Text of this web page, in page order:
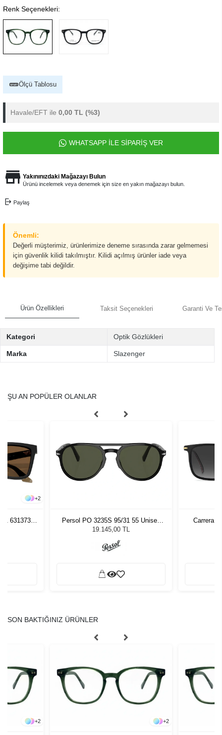
Renk Seçenekleri:
Ölçü Tablosu
Havale/EFT ile 0,00 TL (%3)
WHATSAPP İLE SİPARİŞ VER
Yakınınızdaki Mağazayı Bulun
Ürünü incelemek veya denemek için size en yakın mağazayı bulun.
Paylaş
Önemli:
Değerli müşterimiz, ürünlerimize deneme sırasında zarar gelmemesi
için güvenlik kilidi takılmıştır. Kilidi açılmış ürünler iade veya
değişime tabi değildir.
Ürün Özellikleri Taksit Seçenekleri Garanti Ve
Kategori Optik Gözlükleri
Marka Slazenger
ŞU AN POPÜLER OLANLAR
+2
631373
Persol PO 3235S 95/31 55 Unisex
Güneş Gözlüğü
19.145,00 TL
Carrera
SON BAKTIĞINIZ ÜRÜNLER
+2 +2